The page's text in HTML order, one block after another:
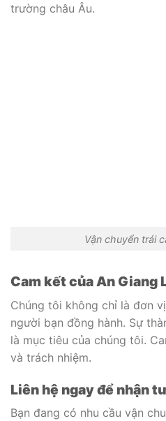
trường châu Âu.
Vận chuyển trái
Cam kết của An Giang
Chúng tôi không chỉ là đơn
người bạn đồng hành. Sự
là mục tiêu của chúng tôi.
và trách nhiệm.
Liên hệ ngay để nhận
Bạn đang có nhu cầu vận